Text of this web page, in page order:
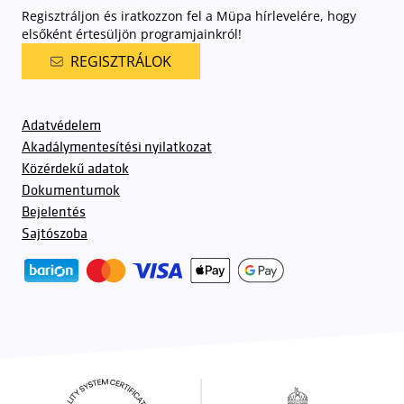
Regisztráljon és iratkozzon fel a Müpa hírlevelére, hogy
elsőként értesüljön programjainkról!
REGISZTRÁLOK
Adatvédelem
Akadálymentesítési nyilatkozat
Közérdekű adatok
Dokumentumok
Bejelentés
Sajtószoba